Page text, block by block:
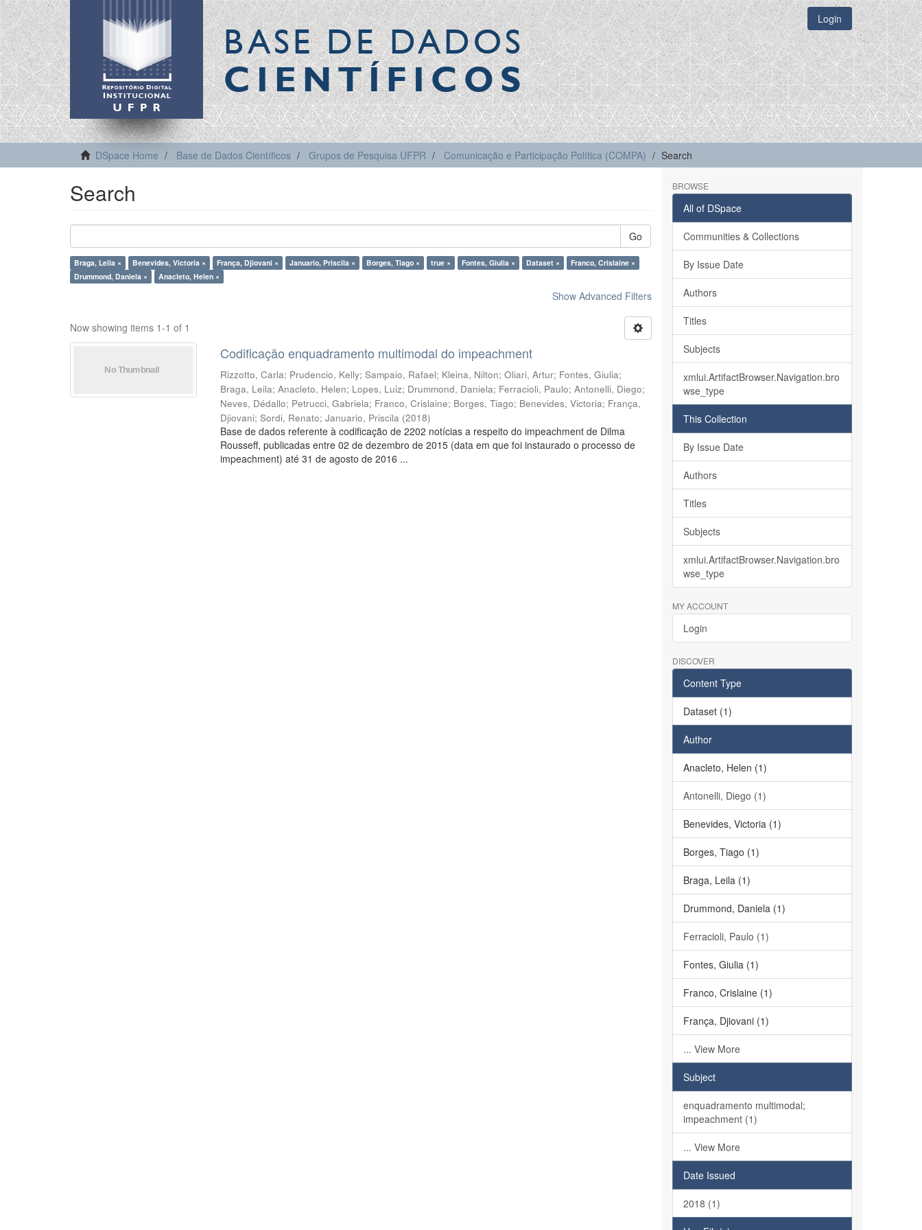
BASE DE DADOS
CIENTÍFICOS
Login
DSpace Home Base de Dados Científicos Grupos de Pesquisa UFPR Comunicação e Participação Política (COMPA) Search
Search
Go
Braga, Leila × Benevides, Victoria × França, Djiovani × Januario, Priscila × Borges, Tiago × true × Fontes, Giulia × Dataset ×
Franco, Crislaine ×
Drummond, Daniela ×
Anacleto, Helen ×
Show Advanced Filters
Now showing items 1-1 of 1
Codificação enquadramento multimodal do impeachment
Rizzotto, Carla; Prudencio, Kelly;Sampaio, Rafael; Kleina, Nilton;Oliari, Artur; Fontes, Giulia;
Braga, Leila;Anacleto, Helen; Lopes, Luiz; Drummond, Daniela; Ferracioli, Paulo;Antonelli, Diego;
Neves, Dédallo; Petrucci, Gabriela; Franco, Crislaine; Borges, Tiago; Benevides, Victoria; França,
Djiovani;Sordi, Renato;Januario, Priscila (2018)
Base de dados referente à codificação de 2202 notícias a respeito do impeachment de Dilma
Rousseff, publicadas entre 02 de dezembro de 2015 (data em que foi instaurado o processo de
impeachment) até 31 de agosto de 2016 ...
BROWSE
All of DSpace
Communities & Collections
By Issue Date
Authors
Titles
Subjects
xmlui.ArtifactBrowser.Navigation.bro
wse_type
This Collection
By Issue Date
Authors
Titles
Subjects
xmlui.ArtifactBrowser.Navigation.bro
wse_type
MY ACCOUNT
Login
DISCOVER
Content Type
Dataset (1)
Author
Anacleto, Helen (1)
Antonelli, Diego (1)
Benevides, Victoria (1)
Borges, Tiago (1)
Braga, Leila (1)
Drummond, Daniela (1)
Ferracioli, Paulo (1)
Fontes, Giulia (1)
Franco, Crislaine (1)
França, Djiovani (1)
... View More
Subject
enquadramento multimodal;
impeachment (1)
... View More
Date Issued
2018 (1)